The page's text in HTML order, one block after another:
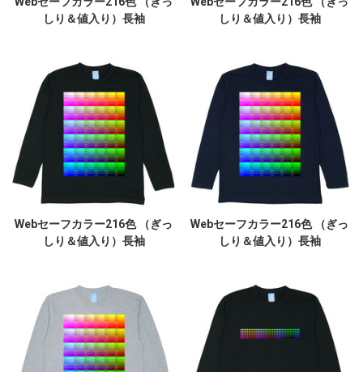
しり＆値入り）長袖
しり＆値入り）長袖
Webセーフカラー216色 （ぎっ
しり＆値入り）長袖
Webセーフカラー216色 （ぎっ
しり＆値入り）長袖